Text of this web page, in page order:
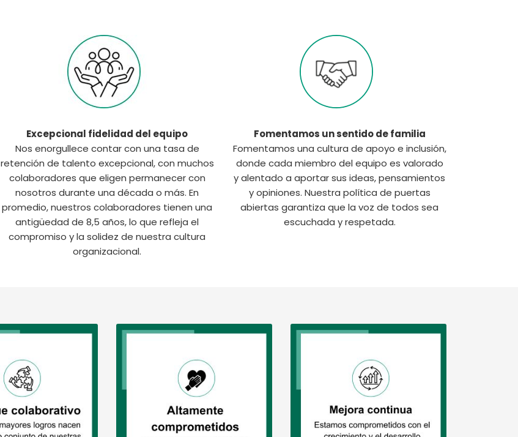
Excepcional fidelidad del equipo
Nos enorgullece contar con una tasa de
retención de talento excepcional, con muchos
colaboradores que eligen permanecer con
nosotros durante una década o más. En
promedio, nuestros colaboradores tienen una
antigüedad de 8,5 años, lo que refleja el
compromiso y la solidez de nuestra cultura
organizacional.
Fomentamos un sentido de familia
Fomentamos una cultura de apoyo e inclusión,
donde cada miembro del equipo es valorado
y alentado a aportar sus ideas, pensamientos
y opiniones. Nuestra política de puertas
abiertas garantiza que la voz de todos sea
escuchada y respetada.